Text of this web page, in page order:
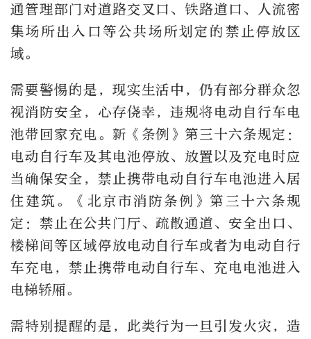
通管理部门对道路交叉口、铁路道口、人流密
集场所出入口等公共场所划定的禁止停放区
域。
需要警惕的是，现实生活中，仍有部分群众忽
视消防安全，心存侥幸，违规将电动自行车电
池带回家充电。新《条例》第三十六条规定：
电动自行车及其电池停放、放置以及充电时应
当确保安全，禁止携带电动自行车电池进入居
住建筑。《北京市消防条例》第三十六条规
定：禁止在公共门厅、疏散通道、安全出口、
楼梯间等区域停放电动自行车或者为电动自行
车充电，禁止携带电动自行车、充电电池进入
电梯轿厢。
需特别提醒的是，此类行为一旦引发火灾，造